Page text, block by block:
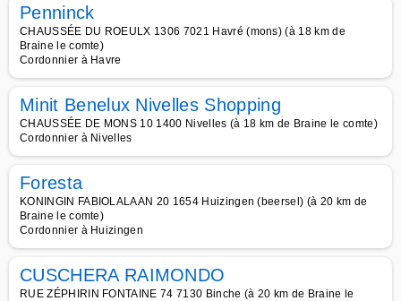
Penninck
CHAUSSÉE DU ROEULX 1306 7021 Havré (mons) (à 18 km de
Braine le comte)
Cordonnier à Havre
Minit Benelux Nivelles Shopping
CHAUSSÉE DE MONS 10 1400 Nivelles (à 18 km de Braine le comte)
Cordonnier à Nivelles
Foresta
KONINGIN FABIOLALAAN 20 1654 Huizingen (beersel) (à 20 km de
Braine le comte)
Cordonnier à Huizingen
CUSCHERA RAIMONDO
RUE ZÉPHIRIN FONTAINE 74 7130 Binche (à 20 km de Braine le